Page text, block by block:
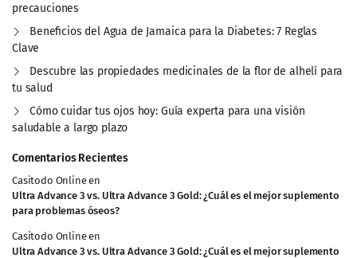
precauciones
Beneficios del Agua de Jamaica para la Diabetes: 7 Reglas
Clave
Descubre las propiedades medicinales de la flor de alhelí para
tu salud
Cómo cuidar tus ojos hoy: Guía experta para una visión
saludable a largo plazo
Comentarios Recientes
Casitodo Onlineen
Ultra Advance 3 vs. Ultra Advance 3 Gold: ¿Cuál es el mejor suplemento
para problemas óseos?
Casitodo Onlineen
Ultra Advance 3 vs. Ultra Advance 3 Gold: ¿Cuál es el mejor suplemento